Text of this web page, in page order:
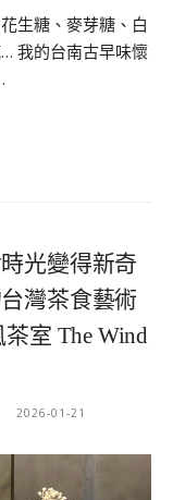
生糖、麥芽糖、白
我的台南古早味懷
光變得新奇
灣茶食藝術
室 The Wind
2026-01-21